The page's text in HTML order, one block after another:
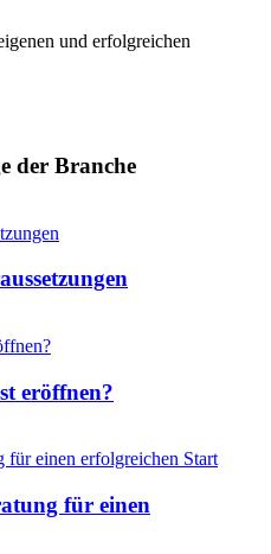
und erfolgreichen
der Branche
eröffnen?
für einen